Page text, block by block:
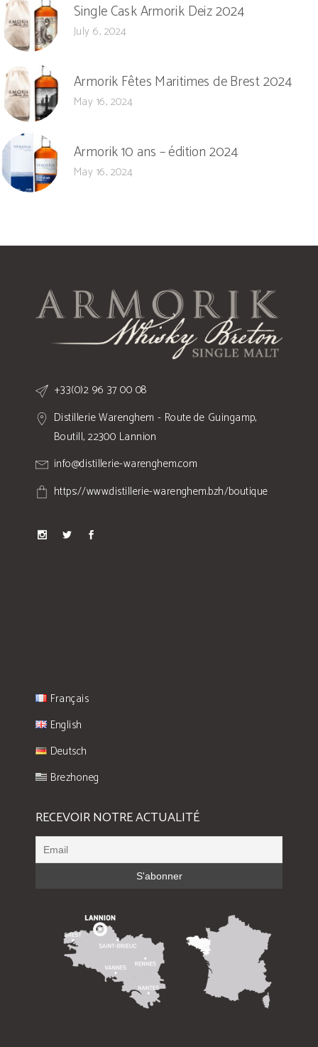
Single Cask Armorik Deiz 2024
July 6, 2024
Armorik Fêtes Maritimes de Brest 2024
May 16, 2024
Armorik 10 ans – édition 2024
May 16, 2024
+33(0)2 96 37 00 08
Distillerie Warenghem - Route de Guingamp,
Boutill, 22300 Lannion
info@distillerie-warenghem.com
https://www.distillerie-warenghem.bzh/boutique
Français
English
Deutsch
Brezhoneg
RECEVOIR NOTRE ACTUALITÉ